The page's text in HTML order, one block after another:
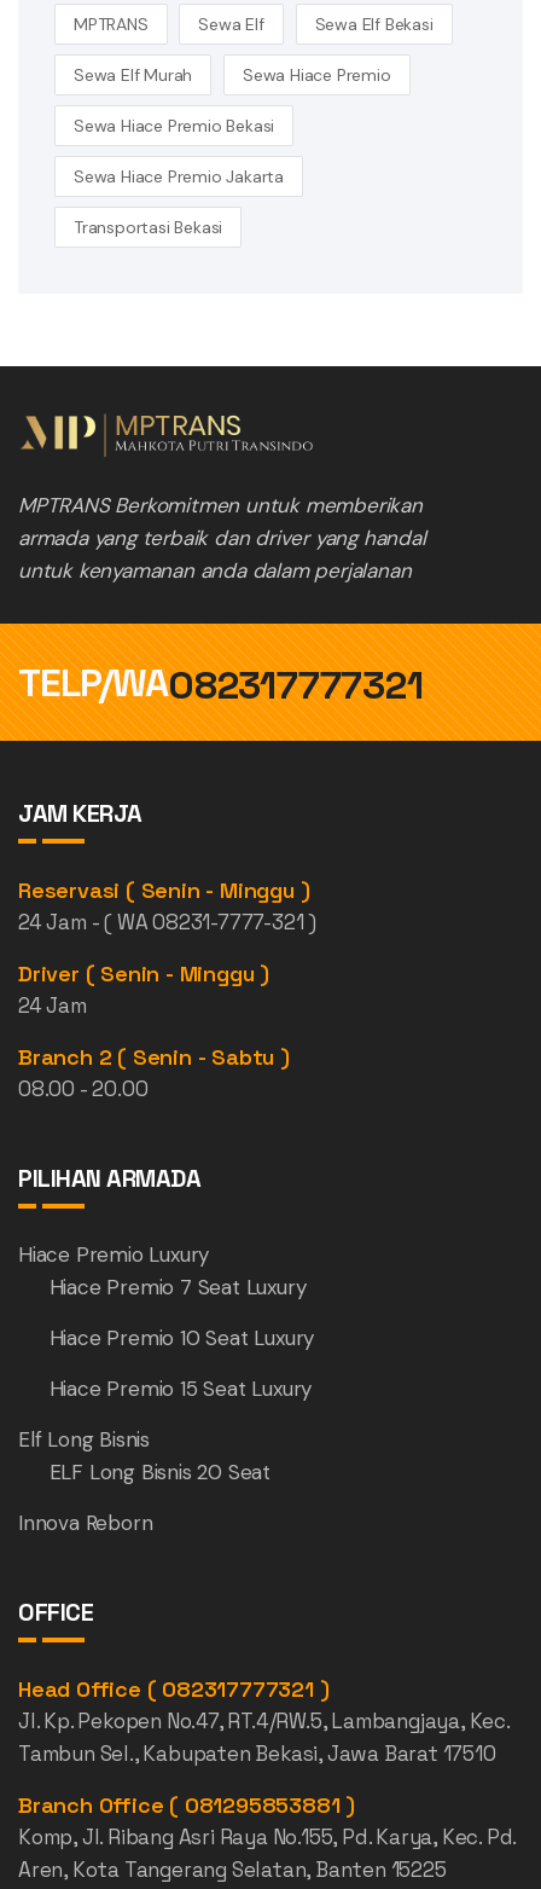
MPTRANS Sewa Elf Sewa Elf Bekasi
Sewa Elf Murah Sewa Hiace Premio
Sewa Hiace Premio Bekasi
Sewa Hiace Premio Jakarta
Transportasi Bekasi
MPTRANS Berkomitmen untuk memberikan
armada yang terbaik dan driver yang handal
untuk kenyamanan anda dalam perjalanan
TELP/WA082317777321
JAM KERJA
Reservasi ( Senin - Minggu )
24 Jam - ( WA 08231-7777-321 )
Driver ( Senin - Minggu )
24 Jam
Branch 2 ( Senin - Sabtu )
08.00 - 20.00
PILIHAN ARMADA
Hiace Premio Luxury
Hiace Premio 7 Seat Luxury
Hiace Premio 10 Seat Luxury
Hiace Premio 15 Seat Luxury
Elf Long Bisnis
ELF Long Bisnis 20 Seat
Innova Reborn
OFFICE
Head Office ( 082317777321 )
Jl. Kp. Pekopen No.47, RT.4/RW.5, Lambangjaya, Kec.
Tambun Sel., Kabupaten Bekasi, Jawa Barat 17510
Branch Office ( 081295853881 )
Komp, Jl. Ribang Asri Raya No.155, Pd. Karya, Kec. Pd.
Aren, Kota Tangerang Selatan, Banten 15225